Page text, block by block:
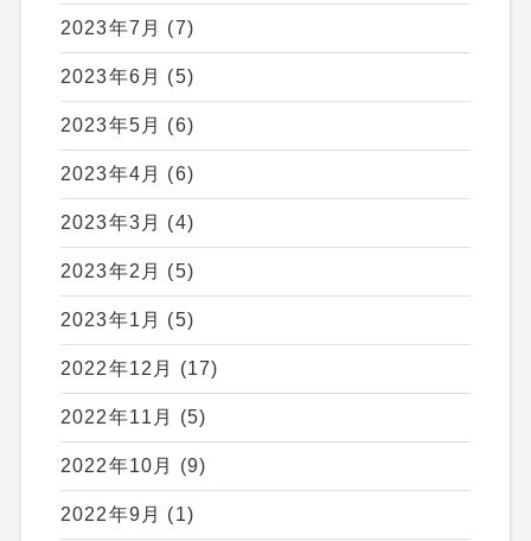
2023年7月 (7)
2023年6月 (5)
2023年5月 (6)
2023年4月 (6)
2023年3月 (4)
2023年2月 (5)
2023年1月 (5)
2022年12月 (17)
2022年11月 (5)
2022年10月 (9)
2022年9月 (1)